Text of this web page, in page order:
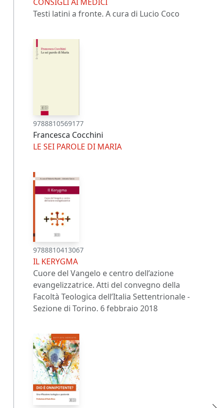
CONSIGLI AI MEDICI
Testi latini a fronte. A cura di Lucio Coco
9788810569177
Francesca Cocchini
LE SEI PAROLE DI MARIA
9788810413067
IL KERYGMA
Cuore del Vangelo e centro dell’azione
evangelizzatrice. Atti del convegno della
Facoltà Teologica dell’Italia Settentrionale -
Sezione di Torino. 6 febbraio 2018